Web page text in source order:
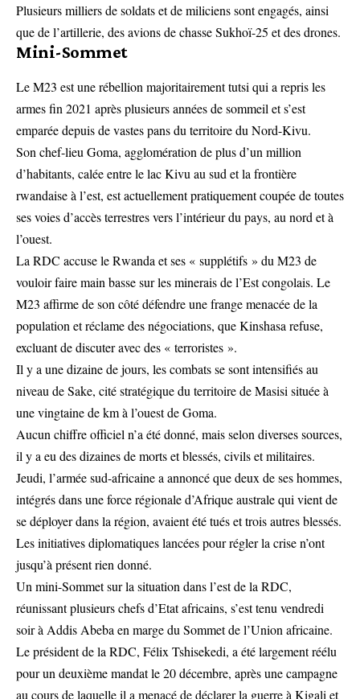
Plusieurs milliers de soldats et de miliciens sont engagés, ainsi
que de l’artillerie, des avions de chasse Sukhoï-25 et des drones.
Mini-Sommet
Le M23 est une rébellion majoritairement tutsi qui a repris les
armes fin 2021 après plusieurs années de sommeil et s’est
emparée depuis de vastes pans du territoire du Nord-Kivu.
Son chef-lieu Goma, agglomération de plus d’un million
d’habitants, calée entre le lac Kivu au sud et la frontière
rwandaise à l’est, est actuellement pratiquement coupée de toutes
ses voies d’accès terrestres vers l’intérieur du pays, au nord et à
l’ouest.
La RDC accuse le Rwanda et ses « supplétifs » du M23 de
vouloir faire main basse sur les minerais de l’Est congolais. Le
M23 affirme de son côté défendre une frange menacée de la
population et réclame des négociations, que Kinshasa refuse,
excluant de discuter avec des « terroristes ».
Il y a une dizaine de jours, les combats se sont intensifiés au
niveau de Sake, cité stratégique du territoire de Masisi située à
une vingtaine de km à l’ouest de Goma.
Aucun chiffre officiel n’a été donné, mais selon diverses sources,
il y a eu des dizaines de morts et blessés, civils et militaires.
Jeudi, l’armée sud-africaine a annoncé que deux de ses hommes,
intégrés dans une force régionale d’Afrique australe qui vient de
se déployer dans la région, avaient été tués et trois autres blessés.
Les initiatives diplomatiques lancées pour régler la crise n’ont
jusqu’à présent rien donné.
Un mini-Sommet sur la situation dans l’est de la RDC,
réunissant plusieurs chefs d’Etat africains, s’est tenu vendredi
soir à Addis Abeba en marge du Sommet de l’Union africaine.
Le président de la RDC, Félix Tshisekedi, a été largement réélu
pour un deuxième mandat le 20 décembre, après une campagne
au cours de laquelle il a menacé de déclarer la guerre à Kigali et